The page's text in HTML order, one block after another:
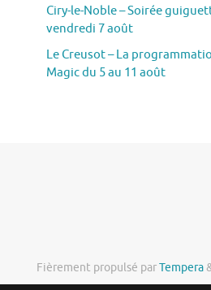
Ciry-le-Noble – Soirée
vendredi 7 août
Le Creusot – La
Magic du 5 au 11 août
Fièrement propulsé parTempera